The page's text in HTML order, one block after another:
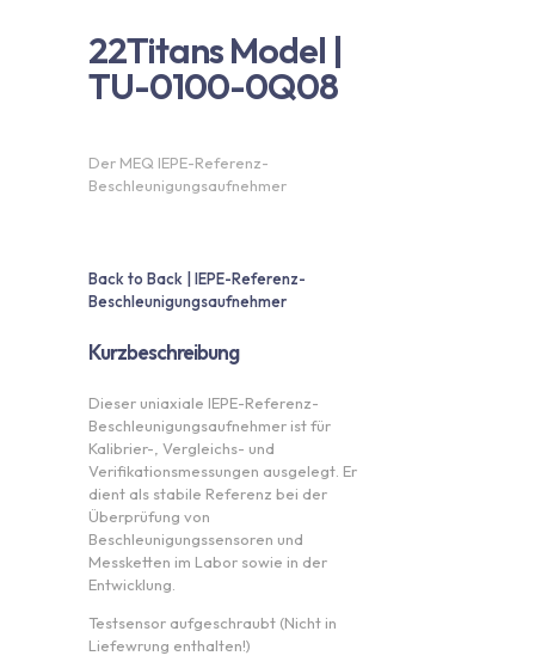
22Titans Model |
TU-0100-0Q08
Der MEQ IEPE-Referenz-
Beschleunigungsaufnehmer
Back to Back | IEPE-Referenz-
Beschleunigungsaufnehmer
Kurzbeschreibung
Dieser uniaxiale IEPE-Referenz-
Beschleunigungsaufnehmer ist für
Kalibrier-, Vergleichs- und
Verifikationsmessungen ausgelegt. Er
dient als stabile Referenz bei der
Überprüfung von
Beschleunigungssensoren und
Messketten im Labor sowie in der
Entwicklung.
Testsensor aufgeschraubt (Nicht in
Liefewrung enthalten!)